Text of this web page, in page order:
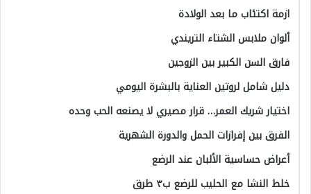
ازمة اكتئاب ما بعد الولادة
ألوان ملابس الشتاء التريندي
فارق السن الكبير بين الزوجين
دليل شامل لروتين العناية بالبشرة اليومي
اختيار شريك العمر… قرار مصيري لا يصنعه الحب وحده
الفرق بين إفرازات الحمل والدورة الشهرية
أعراض حساسية الألبان عند الرضع
خلط النشا مع الحليب للرضع ب٣ طرق